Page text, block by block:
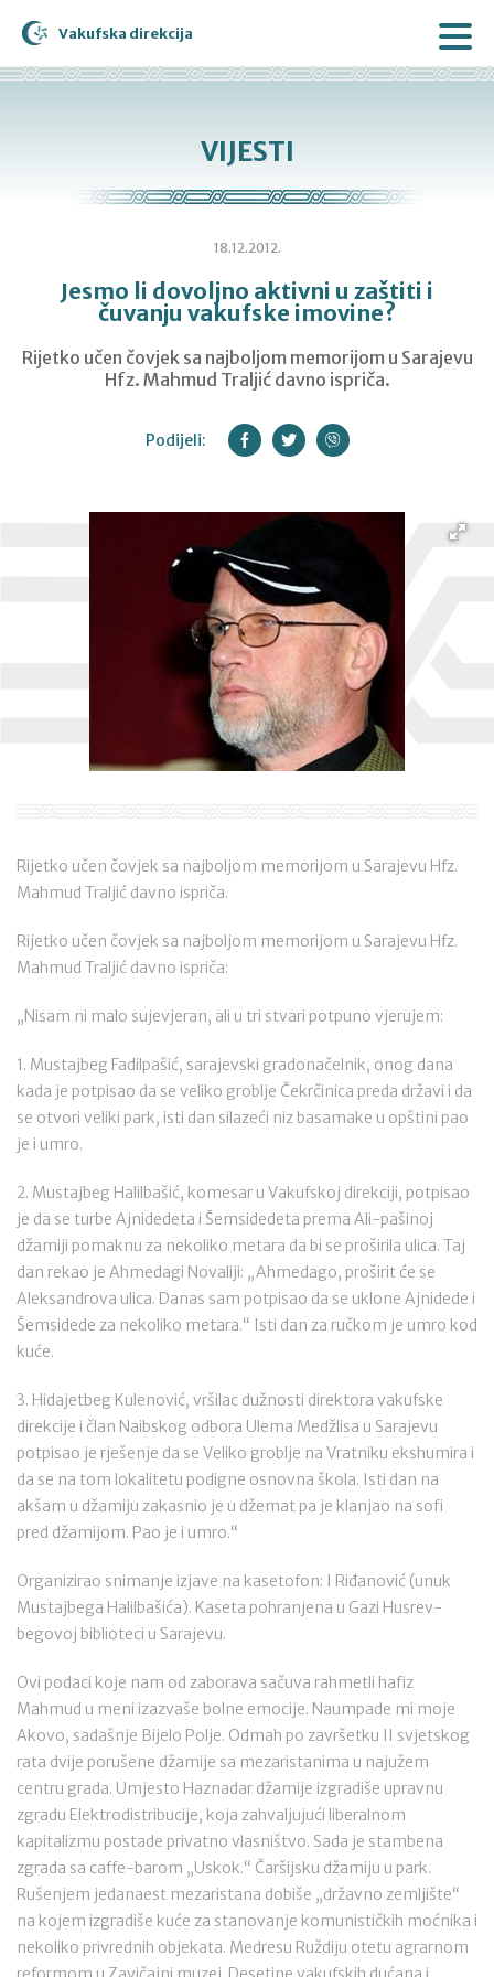
Vakufska direkcija
VIJESTI
18.12.2012.
Jesmo li dovoljno aktivni u zaštiti i
čuvanju vakufske imovine?
Rijetko učen čovjek sa najboljom memorijom u Sarajevu
Hfz. Mahmud Traljić davno ispriča.
Podijeli:
Rijetko učen čovjek sa najboljom memorijom u Sarajevu Hfz.
Mahmud Traljić davno ispriča.
Rijetko učen čovjek sa najboljom memorijom u Sarajevu Hfz.
Mahmud Traljić davno ispriča:
„Nisam ni malo sujevjeran, ali u tri stvari potpuno vjerujem:
1. Mustajbeg Fadilpašić, sarajevski gradonačelnik, onog dana
kada je potpisao da se veliko groblje Čekrčinica preda državi i da
se otvori veliki park, isti dan silazeći niz basamake u opštini pao
je i umro.
2. Mustajbeg Halilbašić, komesar u Vakufskoj direkciji, potpisao
je da se turbe Ajnidedeta i Šemsidedeta prema Ali-pašinoj
džamiji pomaknu za nekoliko metara da bi se proširila ulica. Taj
dan rekao je Ahmedagi Novaliji: „Ahmedago, proširit će se
Aleksandrova ulica. Danas sam potpisao da se uklone Ajnidede i
Šemsidede za nekoliko metara.“ Isti dan za ručkom je umro kod
kuće.
3. Hidajetbeg Kulenović, vršilac dužnosti direktora vakufske
direkcije i član Naibskog odbora Ulema Medžlisa u Sarajevu
potpisao je rješenje da se Veliko groblje na Vratniku ekshumira i
da se na tom lokalitetu podigne osnovna škola. Isti dan na
akšam u džamiju zakasnio je u džemat pa je klanjao na sofi
pred džamijom. Pao je i umro.“
Organizirao snimanje izjave na kasetofon: I Riđanović (unuk
Mustajbega Halilbašića). Kaseta pohranjena u Gazi Husrev-
begovoj biblioteci u Sarajevu.
Ovi podaci koje nam od zaborava sačuva rahmetli hafiz
Mahmud u meni izazvaše bolne emocije. Naumpade mi moje
Akovo, sadašnje Bijelo Polje. Odmah po završetku II svjetskog
rata dvije porušene džamije sa mezaristanima u najužem
centru grada. Umjesto Haznadar džamije izgradiše upravnu
zgradu Elektrodistribucije, koja zahvaljujući liberalnom
kapitalizmu postade privatno vlasništvo. Sada je stambena
zgrada sa caffe-barom „Uskok.“ Čaršijsku džamiju u park.
Rušenjem jedanaest mezaristana dobiše „državno zemljište“
na kojem izgradiše kuće za stanovanje komunističkih moćnika i
nekoliko privrednih objekata. Medresu Ruždiju otetu agrarnom